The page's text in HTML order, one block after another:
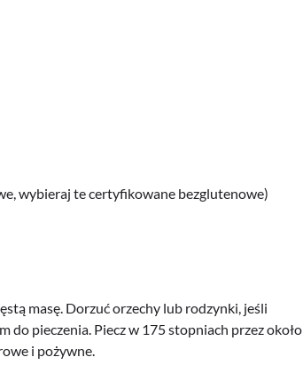
wybieraj te certyfikowane bezglutenowe)
masę. Dorzuć orzechy lub rodzynki, jeśli
do pieczenia. Piecz w 175 stopniach przez około
i pożywne.